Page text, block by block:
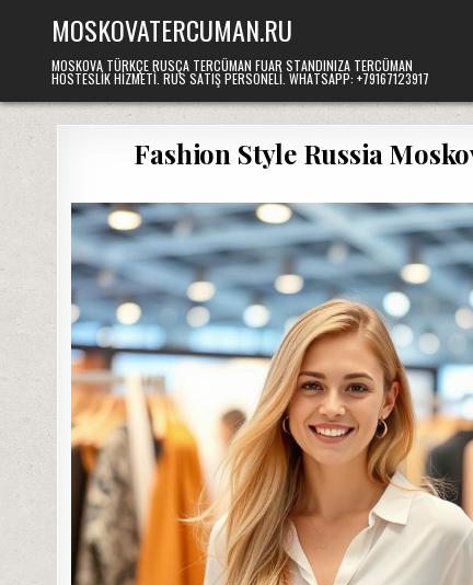
MOSKOVATERCUMAN.RU
MOSKOVA TÜRKÇE RUSÇA TERCÜMAN FUAR STANDINIZA TERCÜMAN
HOSTESLIK HIZMETI. RUS SATIŞ PERSONELI. WHATSAPP: +79167123917
Fashion Style Russia